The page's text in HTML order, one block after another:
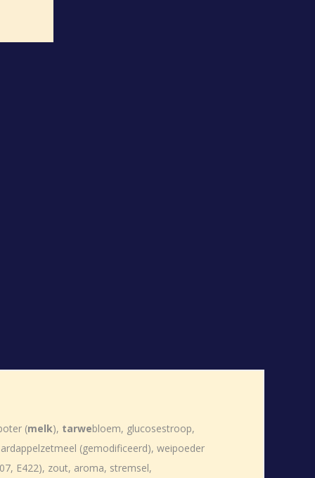
(melk), tarwebloem, glucosestroop,
(gemodificeerd), weipoeder
E422), zout, aroma, stremsel,